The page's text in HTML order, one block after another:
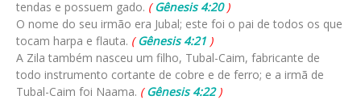
tendas e possuem gado. (Gênesis 4:20)
O nome do seu irmão era Jubal; este foi o pai de todos os que
tocam harpa e flauta. (Gênesis 4:21 )
A Zila também nasceu um filho, Tubal-Caim, fabricante de
todo instrumento cortante de cobre e de ferro; e a irmã de
Tubal-Caim foi Naama. (Gênesis 4:22)